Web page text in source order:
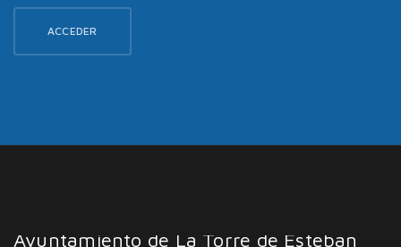
ACCEDER
Ayuntamiento de La Torre de Esteban